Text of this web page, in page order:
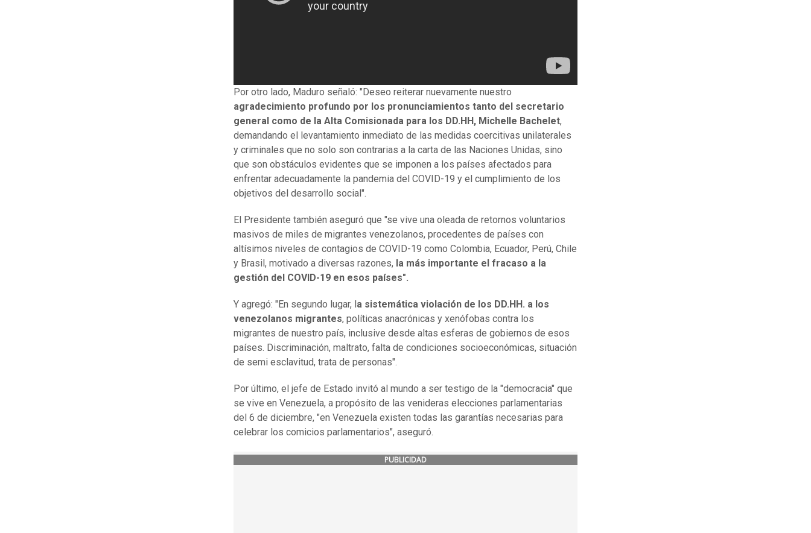
Por otro lado, Maduro señaló: "Deseo reiterar nuevamente nuestro
agradecimiento profundo por los pronunciamientos tanto del secretario
general como de la Alta Comisionada para los DD.HH, Michelle Bachelet,
demandando el levantamiento inmediato de las medidas coercitivas unilaterales
y criminales que no solo son contrarias a la carta de las Naciones Unidas, sino
que son obstáculos evidentes que se imponen a los países afectados para
enfrentar adecuadamente la pandemia del COVID-19 y el cumplimiento de los
objetivos del desarrollo social".
El Presidente también aseguró que "se vive una oleada de retornos voluntarios
masivos de miles de migrantes venezolanos, procedentes de países con
altísimos niveles de contagios de COVID-19 como Colombia, Ecuador, Perú, Chile
y Brasil, motivado a diversas razones, la más importante el fracaso a la
gestión del COVID-19 en esos países".
Y agregó: "En segundo lugar, la sistemática violación de los DD.HH. a los
venezolanos migrantes, políticas anacrónicas y xenófobas contra los
migrantes de nuestro país, inclusive desde altas esferas de gobiernos de esos
países. Discriminación, maltrato, falta de condiciones socioeconómicas, situación
de semi esclavitud, trata de personas".
Por último, el jefe de Estado invitó al mundo a ser testigo de la "democracia" que
se vive en Venezuela, a propósito de las venideras elecciones parlamentarias
del 6 de diciembre, "en Venezuela existen todas las garantías necesarias para
celebrar los comicios parlamentarios", aseguró.
PUBLICIDAD